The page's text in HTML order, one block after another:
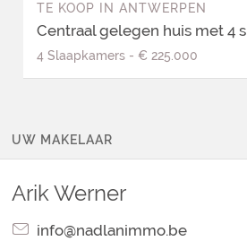
TE KOOP IN ANTWERPEN
Centraal gelegen huis met 4
4 Slaapkamers- € 225.000
UW MAKELAAR
ArikWerner
info@nadlanimmo.be